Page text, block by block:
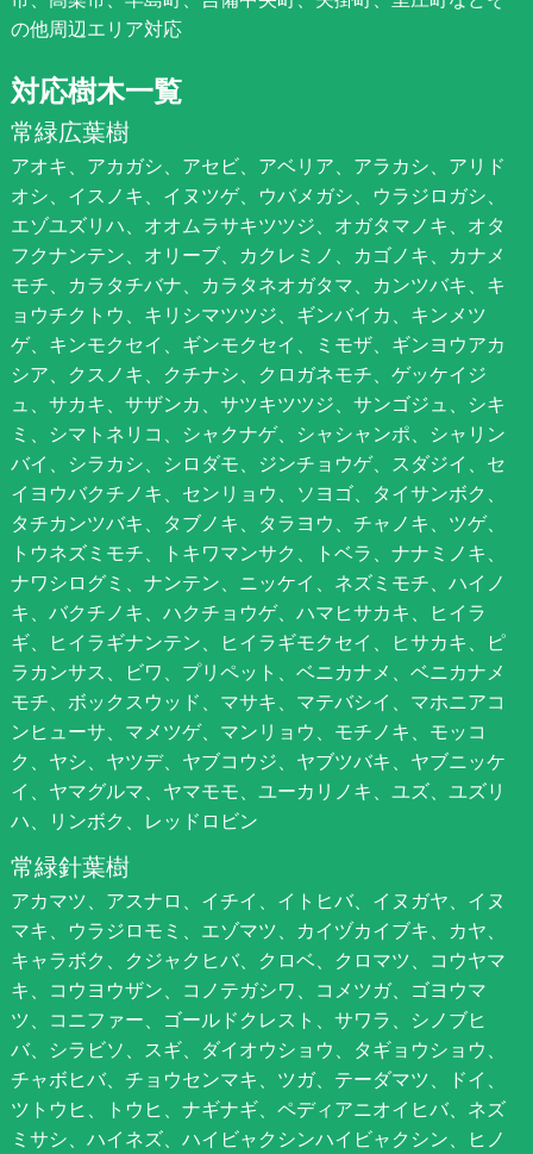
の他周辺エリア対応
対応樹木一覧
常緑広葉樹
アオキ、アカガシ、アセビ、アベリア、アラカシ、アリド
オシ、イスノキ、イヌツゲ、ウバメガシ、ウラジロガシ、
エゾユズリハ、オオムラサキツツジ、オガタマノキ、オタ
フクナンテン、オリーブ、カクレミノ、カゴノキ、カナメ
モチ、カラタチバナ、カラタネオガタマ、カンツバキ、キ
ョウチクトウ、キリシマツツジ、ギンバイカ、キンメツ
ゲ、キンモクセイ、ギンモクセイ、ミモザ、ギンヨウアカ
シア、クスノキ、クチナシ、クロガネモチ、ゲッケイジ
ュ、サカキ、サザンカ、サツキツツジ、サンゴジュ、シキ
ミ、シマトネリコ、シャクナゲ、シャシャンポ、シャリン
バイ、シラカシ、シロダモ、ジンチョウゲ、スダジイ、セ
イヨウバクチノキ、センリョウ、ソヨゴ、タイサンボク、
タチカンツバキ、タブノキ、タラヨウ、チャノキ、ツゲ、
トウネズミモチ、トキワマンサク、トベラ、ナナミノキ、
ナワシログミ、ナンテン、ニッケイ、ネズミモチ、ハイノ
キ、バクチノキ、ハクチョウゲ、ハマヒサカキ、ヒイラ
ギ、ヒイラギナンテン、ヒイラギモクセイ、ヒサカキ、ピ
ラカンサス、ビワ、プリペット、ベニカナメ、ベニカナメ
モチ、ボックスウッド、マサキ、マテバシイ、マホニアコ
ンヒューサ、マメツゲ、マンリョウ、モチノキ、モッコ
ク、ヤシ、ヤツデ、ヤブコウジ、ヤブツバキ、ヤブニッケ
イ、ヤマグルマ、ヤマモモ、ユーカリノキ、ユズ、ユズリ
ハ、リンボク、レッドロビン
常緑針葉樹
アカマツ、アスナロ、イチイ、イトヒバ、イヌガヤ、イヌ
マキ、ウラジロモミ、エゾマツ、カイヅカイブキ、カヤ、
キャラボク、クジャクヒバ、クロベ、クロマツ、コウヤマ
キ、コウヨウザン、コノテガシワ、コメツガ、ゴヨウマ
ツ、コニファー、ゴールドクレスト、サワラ、シノブヒ
バ、シラビソ、スギ、ダイオウショウ、タギョウショウ、
チャボヒバ、チョウセンマキ、ツガ、テーダマツ、ドイ、
ツトウヒ、トウヒ、ナギナギ、ペディアニオイヒバ、ネズ
ミサシ、ハイネズ、ハイビャクシンハイビャクシン、ヒノ